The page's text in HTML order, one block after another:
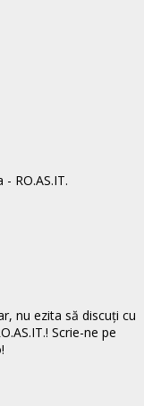
RO.AS.IT.
nu ezita să discuți cu
Scrie-ne pe